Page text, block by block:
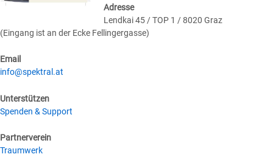
Adresse
Lendkai 45 / TOP 1 / 8020 Graz
(Eingang ist an der Ecke Fellingergasse)
Email
info@spektral.at
Unterstützen
Spenden & Support
Partnerverein
Traumwerk